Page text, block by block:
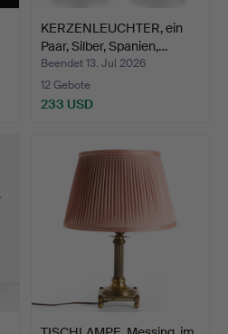
KERZENLEUCHTER, ein
Paar, Silber, Spanien,…
Beendet 13. Jul 2026
12 Gebote
233 USD